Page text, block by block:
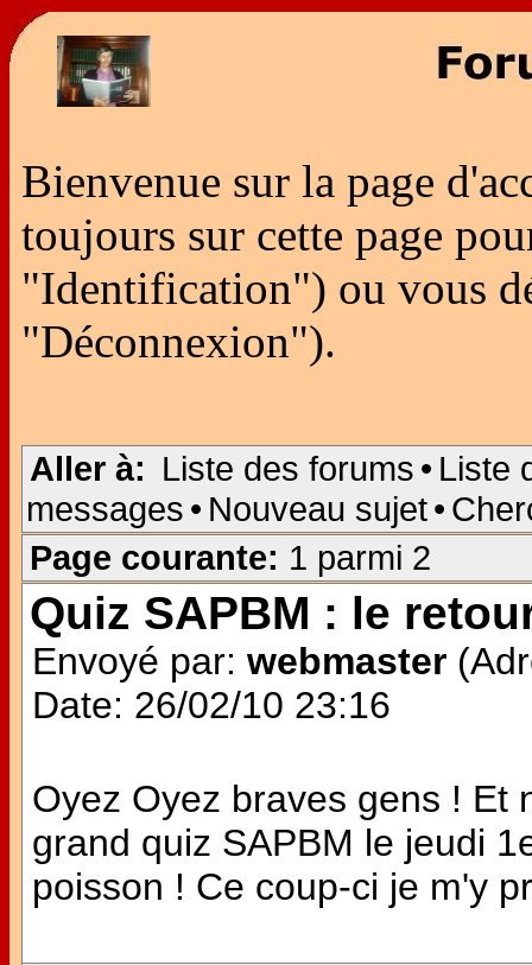
Bienvenue sur la page
toujours sur cette page
"Identification") ou vous
"Déconnexion").
Aller à: Liste des forums • Liste
messages • Nouveau sujet•
Page courante: 1 parmi 2
Quiz SAPBM : le
Envoyé par: webmaster
Date: 26/02/10 23:16
Oyez Oyez braves gens ! Et
grand quiz SAPBM le jeudi
poisson ! Ce coup-ci je m'y